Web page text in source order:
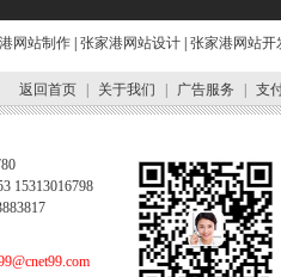
网站制作 张家港网站设计 张家港网站开
返回首页 关于我们 广告服务 支
15313016798